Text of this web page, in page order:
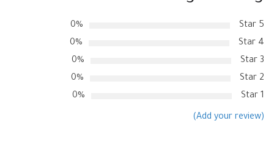
5 Star
0%
4 Star
0%
3 Star
0%
2 Star
0%
1 Star
0%
(Add your review)